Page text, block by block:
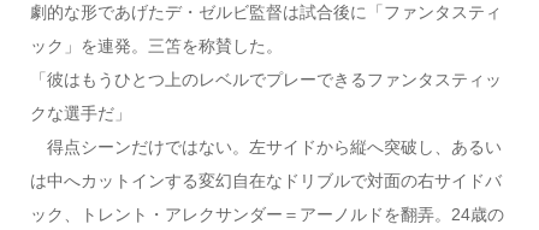
劇的な形であげたデ・ゼルビ監督は試合後に「ファンタスティ
ック」を連発。三笘を称賛した。
「彼はもうひとつ上のレベルでプレーできるファンタスティッ
クな選手だ」
得点シーンだけではない。左サイドから縦へ突破し、あるい
は中へカットインする変幻自在なドリブルで対面の右サイドバ
ック、トレント・アレクサンダー＝アーノルドを翻弄。24歳の